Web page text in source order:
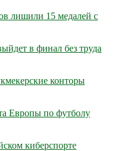
лишили 15 медалей с
в финал без труда
конторы
Европы по футболу
киберспорте